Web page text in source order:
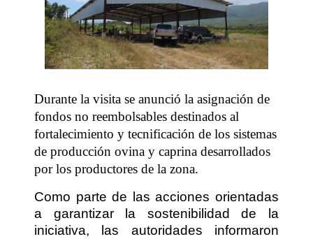
Durante la visita se anunció la asignación de
fondos no reembolsables destinados al
fortalecimiento y tecnificación de los sistemas
de producción ovina y caprina desarrollados
por los productores de la zona.
Como parte de las acciones orientadas
a garantizar la sostenibilidad de la
iniciativa, las autoridades informaron